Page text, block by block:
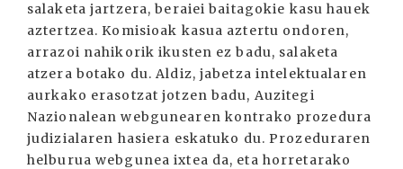
salaketa jartzera, beraiei baitagokie kasu hauek
aztertzea. Komisioak kasua aztertu ondoren,
arrazoi nahikorik ikusten ez badu, salaketa
atzera botako du. Aldiz, jabetza intelektualaren
aurkako erasotzat jotzen badu, Auzitegi
Nazionalean webgunearen kontrako prozedura
judizialaren hasiera eskatuko du. Prozeduraren
helburua webgunea ixtea da, eta horretarako